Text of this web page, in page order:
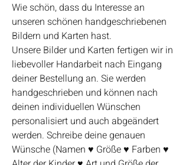
Wie schön, dass du Interesse an
unseren schönen handgeschriebenen
Bildern und Karten hast.
Unsere Bilder und Karten fertigen wir in
liebevoller Handarbeit nach Eingang
deiner Bestellung an. Sie werden
handgeschrieben und können nach
deinen individuellen Wünschen
personalisiert und auch abgeändert
werden. Schreibe deine genauen
Wünsche (Namen ♥ Größe ♥ Farben ♥